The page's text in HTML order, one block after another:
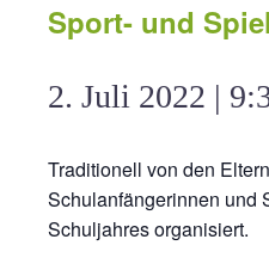
Sport- und
2. Juli 2022 |
Traditionell von den
Schulanfängerinnen und
Schuljahres organisiert.